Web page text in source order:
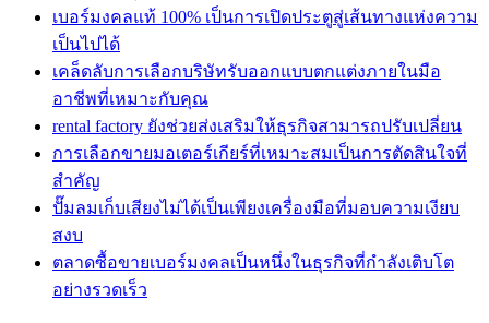
เบอร์มงคลแท้ 100% เป็นการเปิดประตูสู่เส้นทางแห่งความ
เป็นไปได้
เคล็ดลับการเลือกบริษัทรับออกแบบตกแต่งภายในมือ
อาชีพที่เหมาะกับคุณ
rental factory ยังช่วยส่งเสริมให้ธุรกิจสามารถปรับเปลี่ยน
การเลือกขายมอเตอร์เกียร์ที่เหมาะสมเป็นการตัดสินใจที่
สำคัญ
ปั๊มลมเก็บเสียงไม่ได้เป็นเพียงเครื่องมือที่มอบความเงียบ
สงบ
ตลาดซื้อขายเบอร์มงคลเป็นหนึ่งในธุรกิจที่กำลังเติบโต
อย่างรวดเร็ว